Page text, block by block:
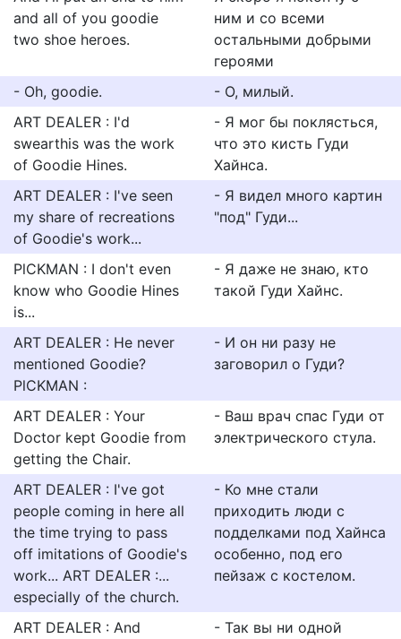
and all of you goodie
two shoe heroes.
ним и со всеми
остальными добрыми
героями
- Oh, goodie.
- О, милый.
ART DEALER : I'd
swearthis was the work
of Goodie Hines.
- Я мог бы поклясться,
что это кисть Гуди
Хайнса.
ART DEALER : I've seen
my share of recreations
of Goodie's work...
- Я видел много картин
"под" Гуди...
PlCKMAN : I don't even
know who Goodie Hines
is...
- Я даже не знаю, кто
такой Гуди Хайнс.
ART DEALER : He never
mentioned Goodie?
PlCKMAN :
- И он ни разу не
заговорил о Гуди?
ART DEALER : Your
Doctor kept Goodie from
getting the Chair.
- Ваш врач спас Гуди от
электрического стула.
ART DEALER : I've got
people coming in here all
the time trying to pass
off imitations of Goodie's
work... ART DEALER :...
especially of the church.
- Ко мне стали
приходить люди с
подделками под Хайнса
особенно, под его
пейзаж с костелом.
ART DEALER : And
- Так вы ни одной